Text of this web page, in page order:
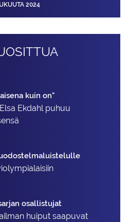
2024
kuin on"
Ekdahl puhuu
osallistujat
huiput saapuvat